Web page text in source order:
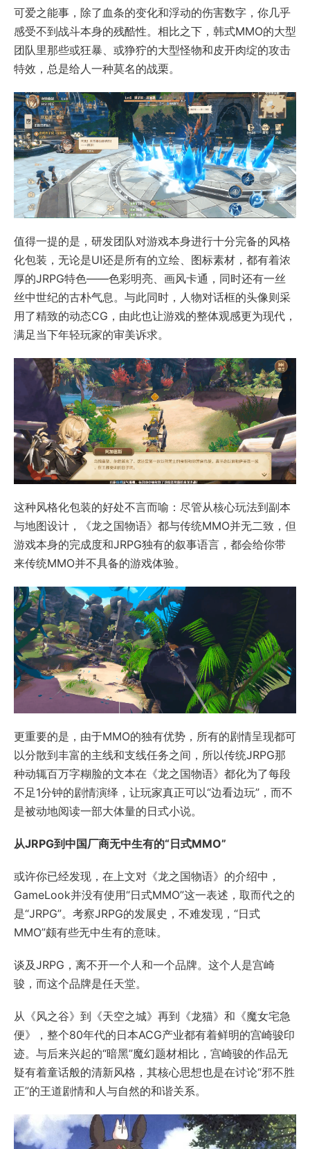
可爱之能事，除了血条的变化和浮动的伤害数字，你几乎
感受不到战斗本身的残酷性。相比之下，韩式MMO的大型
团队里那些或狂暴、或狰狞的大型怪物和皮开肉绽的攻击
特效，总是给人一种莫名的战栗。
值得一提的是，研发团队对游戏本身进行十分完备的风格
化包装，无论是UI还是所有的立绘、图标素材，都有着浓
厚的JRPG特色——色彩明亮、画风卡通，同时还有一丝
丝中世纪的古朴气息。与此同时，人物对话框的头像则采
用了精致的动态CG，由此也让游戏的整体观感更为现代，
满足当下年轻玩家的审美诉求。
这种风格化包装的好处不言而喻：尽管从核心玩法到副本
与地图设计，《龙之国物语》都与传统MMO并无二致，但
游戏本身的完成度和JRPG独有的叙事语言，都会给你带
来传统MMO并不具备的游戏体验。
更重要的是，由于MMO的独有优势，所有的剧情呈现都可
以分散到丰富的主线和支线任务之间，所以传统JRPG那
种动辄百万字糊脸的文本在《龙之国物语》都化为了每段
不足1分钟的剧情演绎，让玩家真正可以“边看边玩”，而不
是被动地阅读一部大体量的日式小说。
从JRPG到中国厂商无中生有的“日式MMO”
或许你已经发现，在上文对《龙之国物语》的介绍中，
GameLook并没有使用“日式MMO”这一表述，取而代之的
是“JRPG”。考察JRPG的发展史，不难发现，“日式
MMO”颇有些无中生有的意味。
谈及JRPG，离不开一个人和一个品牌。这个人是宫崎
骏，而这个品牌是任天堂。
从《风之谷》到《天空之城》再到《龙猫》和《魔女宅急
便》，整个80年代的日本ACG产业都有着鲜明的宫崎骏印
迹。与后来兴起的“暗黑”魔幻题材相比，宫崎骏的作品无
疑有着童话般的清新风格，其核心思想也是在讨论“邪不胜
正”的王道剧情和人与自然的和谐关系。